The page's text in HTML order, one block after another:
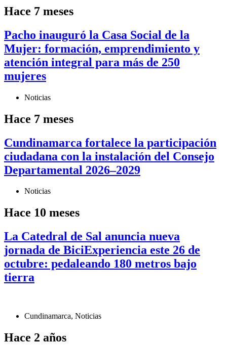
Hace 7 meses
Pacho inauguró la Casa Social de la
Mujer: formación, emprendimiento y
atención integral para más de 250
mujeres
Noticias
Hace 7 meses
Cundinamarca fortalece la participación
ciudadana con la instalación del Consejo
Departamental 2026–2029
Noticias
Hace 10 meses
La Catedral de Sal anuncia nueva
jornada de BiciExperiencia este 26 de
octubre: pedaleando 180 metros bajo
tierra
Cundinamarca, Noticias
Hace 2 años